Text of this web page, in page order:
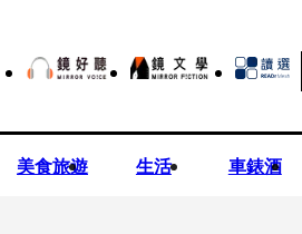
美食旅遊 生活 車錶酒